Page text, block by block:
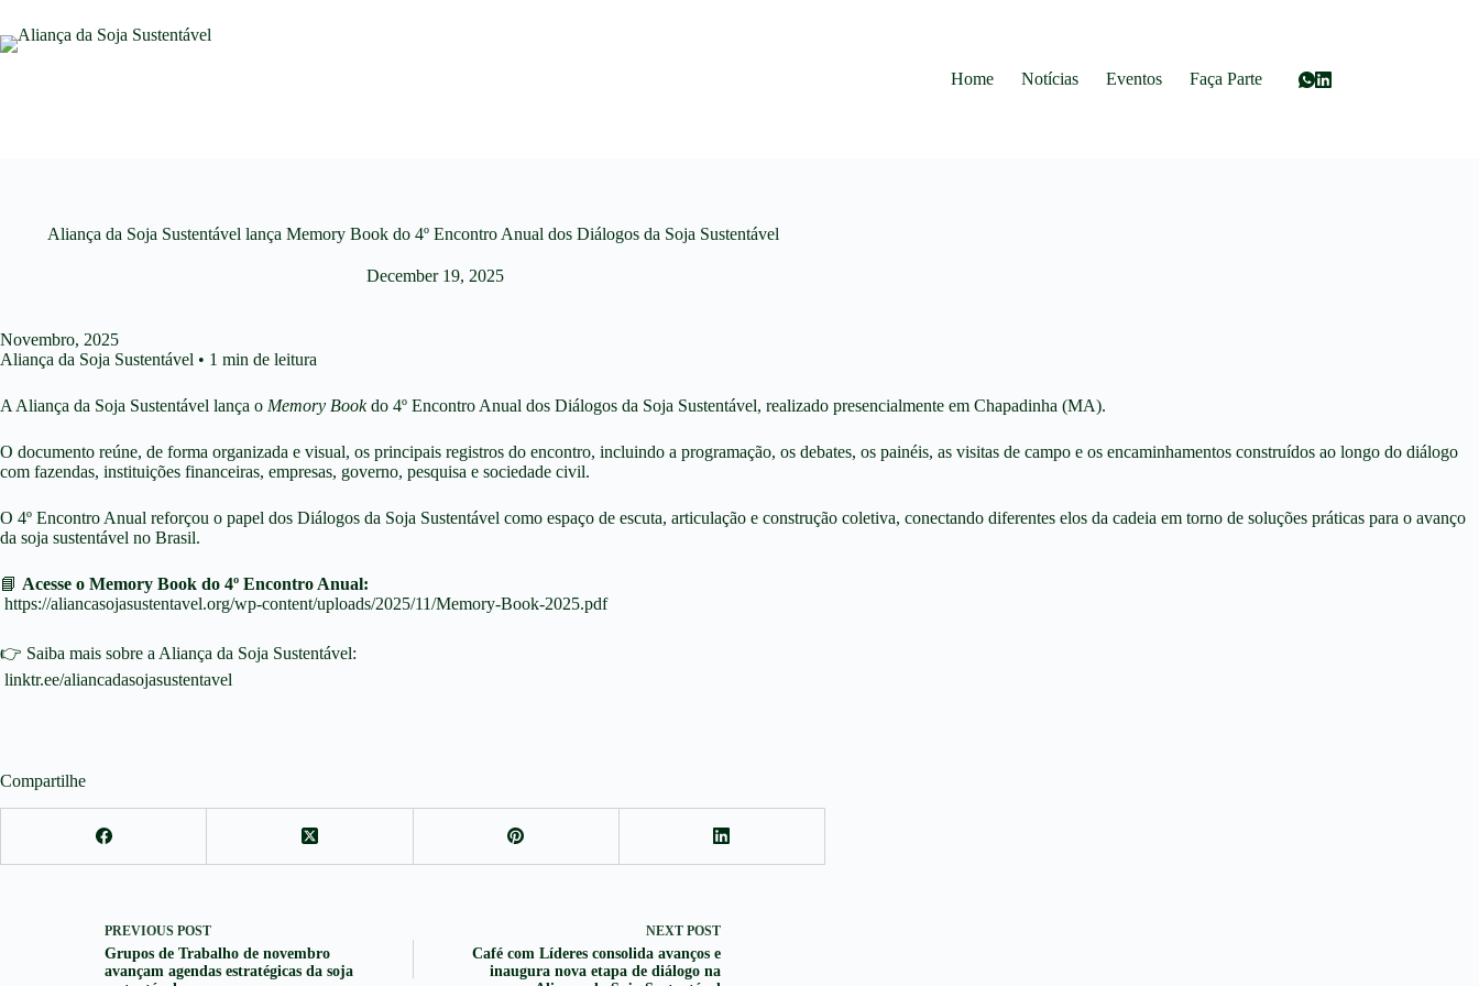
Home Notícias Eventos Faça Parte
Aliança da Soja Sustentável lança Memory Book do 4º Encontro Anual dos Diálogos da Soja Sustentável
December 19, 2025
Novembro, 2025
Aliança da Soja Sustentável • 1 min de leitura
A Aliança da Soja Sustentável lança o Memory Bookdo 4º Encontro Anual dos Diálogos da Soja Sustentável, realizado presencialmente em Chapadinha (MA).
O documento reúne, de forma organizada e visual, os principais registros do encontro, incluindo a programação, os debates, os painéis, as visitas de campo e os encaminhamentos construídos ao longo do diálogo
com fazendas, instituições financeiras, empresas, governo, pesquisa e sociedade civil.
O 4º Encontro Anual reforçou o papel dos Diálogos da Soja Sustentável como espaço de escuta, articulação e construção coletiva, conectando diferentes elos da cadeia em torno de soluções práticas para o avanço
da soja sustentável no Brasil.
📘 Acesse o Memory Book do 4º Encontro Anual:
https://aliancasojasustentavel.org/wp-content/uploads/2025/11/Memory-Book-2025.pdf
👉 Saiba mais sobre a Aliança da Soja Sustentável:
linktr.ee/aliancadasojasustentavel
Compartilhe
PREVIOUS POST
Grupos de Trabalho de novembro
avançam agendas estratégicas da soja
NEXT POST
Café com Líderes consolida avanços e
inaugura nova etapa de diálogo na